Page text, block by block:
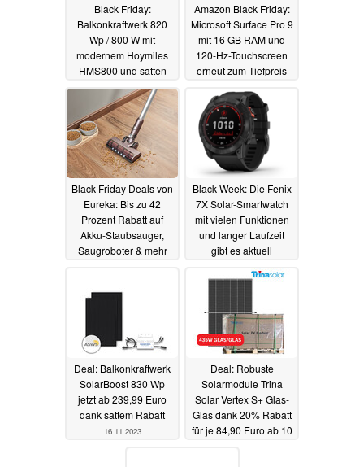
Black Friday:
Balkonkraftwerk 820
Wp / 800 W mit
modernem Hoymiles
HMS800 und satten
37% Rabatt erhältlich,
lokal17.11.2023
Amazon Black Friday:
Microsoft Surface Pro 9
mit 16 GB RAM und
120-Hz-Touchscreen
erneut zum Tiefpreis
Black Friday Deals von
Eureka: Bis zu 42
Prozent Rabatt auf
Akku-Staubsauger,
Saugroboter & mehr
Black Week: Die Fenix
7X Solar-Smartwatch
mit vielen Funktionen
und langer Laufzeit
gibt es aktuell
17.11.2023
Deal: Balkonkraftwerk
SolarBoost 830 Wp
jetzt ab 239,99 Euro
dank sattem Rabatt
16.11.2023
Deal: Robuste
Solarmodule Trina
Solar Vertex S+ Glas-
Glas dank 20% Rabatt
für je 84,90 Euro ab 10